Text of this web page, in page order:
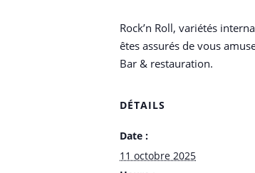
Rock’n Roll, variétés
êtes assurés de vous
Bar & restauration.
DÉTAILS
Date :
11 octobre 2025